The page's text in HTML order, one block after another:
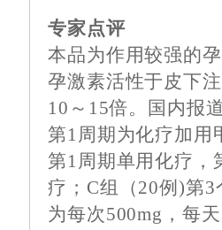
专家点评
本品为作用较强的
孕激素活性于皮下
10～15倍。国内报
第1周期为化疗加用
第1周期单用化疗，
疗；C组（20例)第
为每次500mg，每